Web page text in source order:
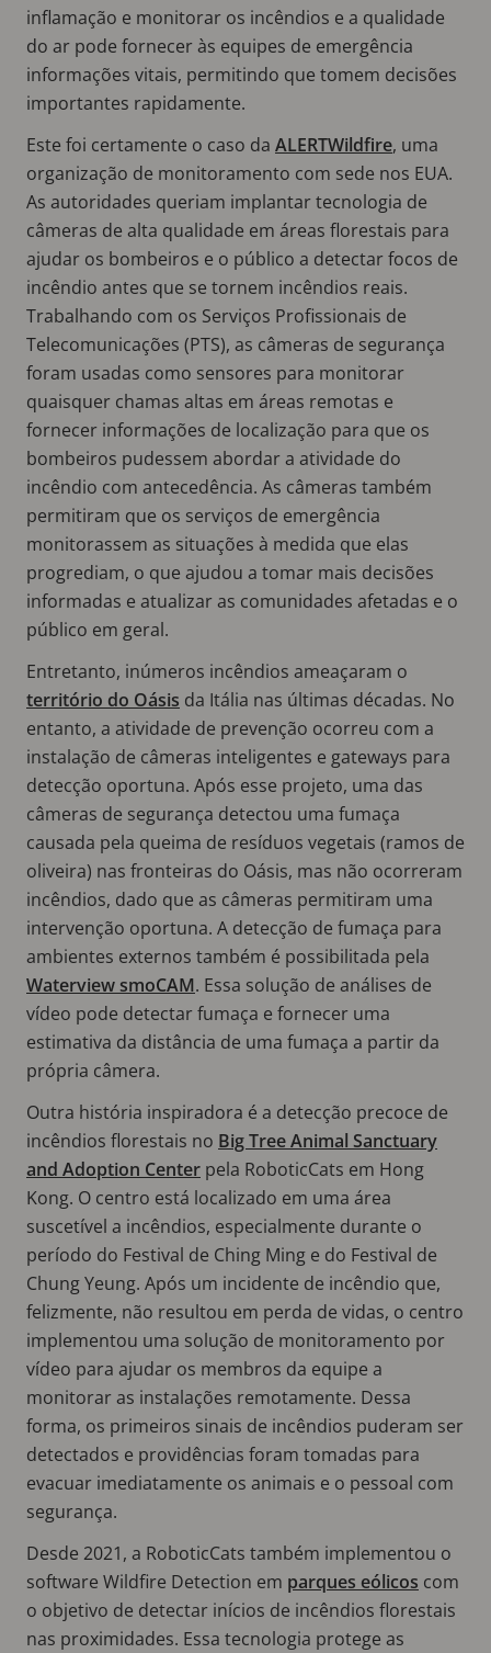
inflamação e monitorar os incêndios e a qualidade
do ar pode fornecer às equipes de emergência
informações vitais, permitindo que tomem decisões
importantes rapidamente.
Este foi certamente o caso da ALERTWildfire, uma
organização de monitoramento com sede nos EUA.
As autoridades queriam implantar tecnologia de
câmeras de alta qualidade em áreas florestais para
ajudar os bombeiros e o público a detectar focos de
incêndio antes que se tornem incêndios reais.
Trabalhando com os Serviços Profissionais de
Telecomunicações (PTS), as câmeras de segurança
foram usadas como sensores para monitorar
quaisquer chamas altas em áreas remotas e
fornecer informações de localização para que os
bombeiros pudessem abordar a atividade do
incêndio com antecedência. As câmeras também
permitiram que os serviços de emergência
monitorassem as situações à medida que elas
progrediam, o que ajudou a tomar mais decisões
informadas e atualizar as comunidades afetadas e o
público em geral.
Entretanto, inúmeros incêndios ameaçaram o
território do Oásis da Itália nas últimas décadas. No
entanto, a atividade de prevenção ocorreu com a
instalação de câmeras inteligentes e gateways para
detecção oportuna. Após esse projeto, uma das
câmeras de segurança detectou uma fumaça
causada pela queima de resíduos vegetais (ramos de
oliveira) nas fronteiras do Oásis, mas não ocorreram
incêndios, dado que as câmeras permitiram uma
intervenção oportuna. A detecção de fumaça para
ambientes externos também é possibilitada pela
Waterview smoCAM. Essa solução de análises de
vídeo pode detectar fumaça e fornecer uma
estimativa da distância de uma fumaça a partir da
própria câmera.
Outra história inspiradora é a detecção precoce de
incêndios florestais no Big Tree Animal Sanctuary
and Adoption Center pela RoboticCats em Hong
Kong. O centro está localizado em uma área
suscetível a incêndios, especialmente durante o
período do Festival de Ching Ming e do Festival de
Chung Yeung. Após um incidente de incêndio que,
felizmente, não resultou em perda de vidas, o centro
implementou uma solução de monitoramento por
vídeo para ajudar os membros da equipe a
monitorar as instalações remotamente. Dessa
forma, os primeiros sinais de incêndios puderam ser
detectados e providências foram tomadas para
evacuar imediatamente os animais e o pessoal com
segurança.
Desde 2021, a RoboticCats também implementou o
software Wildfire Detection em parques eólicos com
o objetivo de detectar inícios de incêndios florestais
nas proximidades. Essa tecnologia protege as